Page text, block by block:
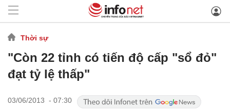
Thời sự
"Còn 22 tỉnh có tiến độ cấp "sổ đỏ"
đạt tỷ lệ thấp"
03/06/2013 - 07:30